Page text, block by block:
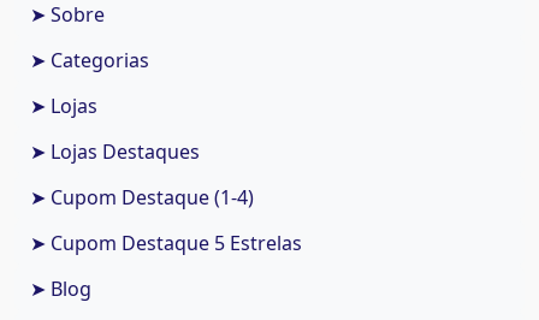
➤ Sobre
➤ Categorias
➤ Lojas
➤ Lojas Destaques
➤ Cupom Destaque (1-4)
➤ Cupom Destaque 5 Estrelas
➤ Blog